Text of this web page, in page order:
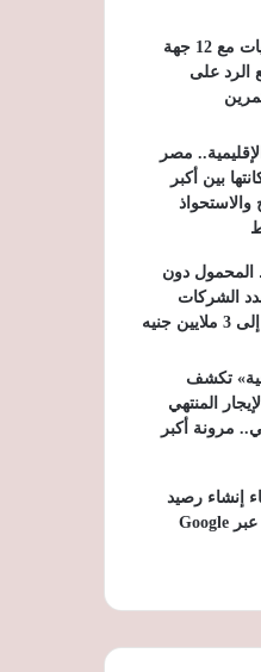
الصناعة: اتفاقيات مع 12 جهة
الرد على
مصر
بين أكبر
والاستحواذ
دون
الشركات
جنيه
تكشف
المنتهي
مرونة أكبر
إنشاء رصيد
مالي لأطفالهم عبر Google